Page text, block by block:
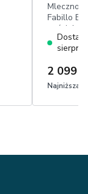
Fabillo
pościel,
cm, dwa
w dotyku
sierpnia
2 099
Najniższa